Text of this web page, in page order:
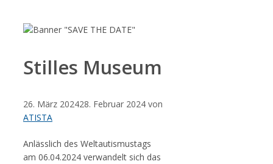
Inhalt
Stilles Museum
26. März 202428. Februar 2024 von
ATISTA
Anlässlich des Weltautismustags
am 06.04.2024 verwandelt sich das